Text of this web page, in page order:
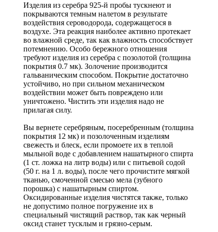
Изделия из серебра 925-й пробы тускнеют и
покрываются темным налетом в результате
воздействия сероводорода, содержащегося в
воздухе. Эта реакция наиболее активно протекает
во влажной среде, так как влажность способствует
потемнению. Особо бережного отношения
требуют изделия из серебра с позолотой (толщина
покрытия 0.7 мк). Золочение производится
гальваническим способом. Покрытие достаточно
устойчиво, но при сильном механическом
воздействии может быть повреждено или
уничтожено. Чистить эти изделия надо не
прилагая силу.
Вы вернете серебряным, посеребренным (толщина
покрытия 12 мк) и позолоченным изделиям
свежесть и блеск, если промоете их в теплой
мыльной воде с добавлением нашатырного спирта
(1 ст. ложка на литр воды) или с питьевой содой
(50 г. на 1 л. воды), после чего прочистите мягкой
тканью, смоченной смесью мела (зубного
порошка) с нашатырным спиртом.
Оксидированные изделия чистятся также, только
не допустимо полное погружение их в
специальный чистящий раствор, так как черный
оксид станет тусклым и грязно-серым.